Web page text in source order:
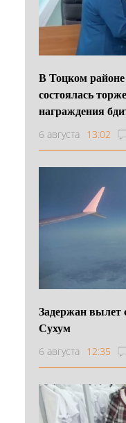
В Тоцком
состоялась
награждения
6 августа 13:02
Задержан вылет
Сухум
6 августа 12:35